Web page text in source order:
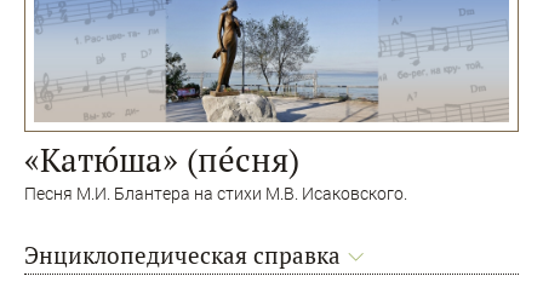
«Катю́ша» (пе́сня)
Песня М.И. Блантера на стихи М.В. Исаковского.
Энциклопедическая справка